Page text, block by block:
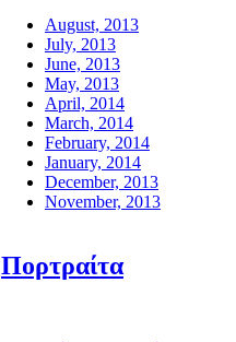
August, 2013
July, 2013
June, 2013
May, 2013
April, 2014
March, 2014
February, 2014
January, 2014
December, 2013
November, 2013
Πορτραίτα